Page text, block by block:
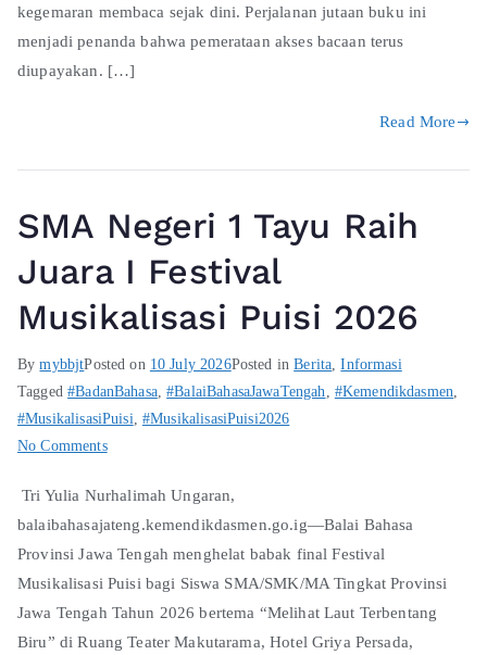
kegemaran membaca sejak dini. Perjalanan jutaan buku ini
menjadi penanda bahwa pemerataan akses bacaan terus
diupayakan. […]
Read More
SMA Negeri 1 Tayu Raih
Juara I Festival
Musikalisasi Puisi 2026
BymybbjtPosted on 10 July 2026Posted inBerita ,Informasi
Tagged#BadanBahasa,#BalaiBahasaJawaTengah #Kemendikdasmen
#MusikalisasiPuisi ,#MusikalisasiPuisi2026
No Comments
Tri Yulia Nurhalimah Ungaran,
balaibahasajateng.kemendikdasmen.go.ig—Balai Bahasa
Provinsi Jawa Tengah menghelat babak final Festival
Musikalisasi Puisi bagi Siswa SMA/SMK/MA Tingkat Provinsi
Jawa Tengah Tahun 2026 bertema “Melihat Laut Terbentang
Biru” di Ruang Teater Makutarama, Hotel Griya Persada,